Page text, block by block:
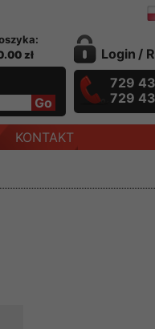
zł
Login /
729
729
KONTAKT